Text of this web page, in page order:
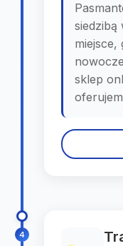
siedzibą
miejsce,
sklep
4